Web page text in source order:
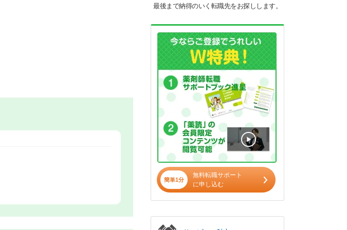
最後まで納得のいく転職先をお探しします。
簡単1分
無料転職サポート
に申し込む